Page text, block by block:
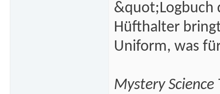
&quot;Logbuch
Hüfthalter
Uniform, was
Mystery